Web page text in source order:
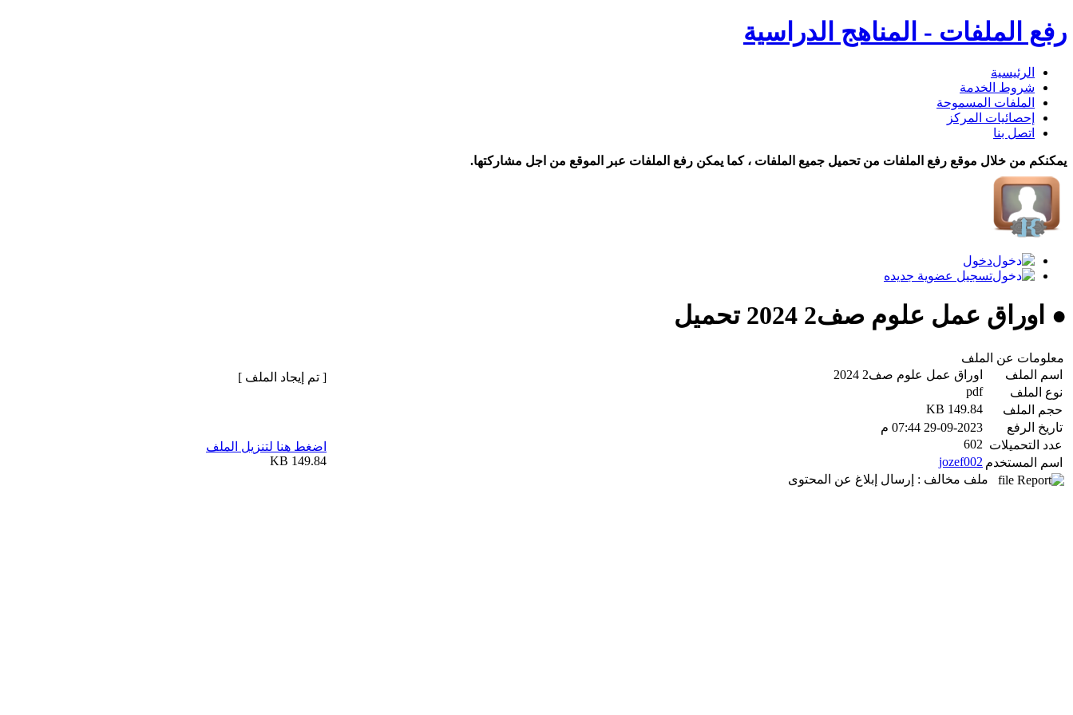
رفع الملفات - المناهج الدراسية
الرئيسية
شروط الخدمة
الملفات المسموحة
إحصائيات المركز
اتصل بنا
يمكنكم من خلال موقع رفع الملفات من تحميل جميع الملفات ، كما يمكن رفع الملفات عبر الموقع من اجل مشاركتها.
دخول
تسجيل عضوية جديده
● اوراق عمل علوم صف2 2024 تحميل
معلومات عن الملف
اسم الملف
اوراق عمل علوم صف2 2024
نوع الملف
pdf
حجم الملف
149.84 KB
تاريخ الرفع
29-09-2023 07:44 م
عدد التحميلات 602
اسم المستخدم jozef002
ملف مخالف : إرسال إبلاغ عن المحتوى
[ تم إيجاد الملف ]
اضغط هنا لتنزيل الملف
149.84 KB